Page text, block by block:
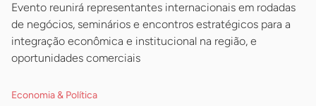
Evento reunirá representantes internacionais em rodadas
de negócios, seminários e encontros estratégicos para a
integração econômica e institucional na região, e
oportunidades comerciais
Economia & Política